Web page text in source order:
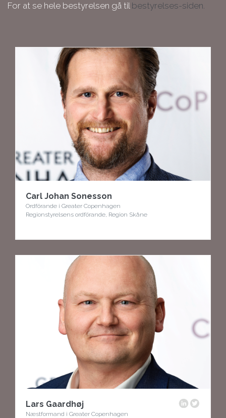
For at se hele bestyrelsen gå til bestyrelses-siden.
Carl Johan Sonesson
Ordförande i Greater Copenhagen
Regionstyrelsens ordförande, Region Skåne
Lars Gaardhøj
Næstformand i Greater Copenhagen